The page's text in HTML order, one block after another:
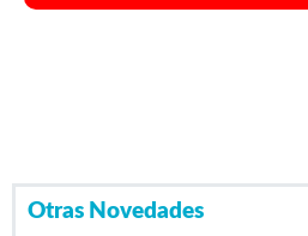
Otras Novedades